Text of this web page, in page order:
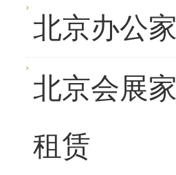
北京办公
北京会展
租赁